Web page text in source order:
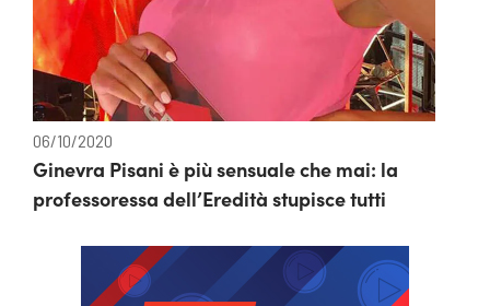
06/10/2020
Ginevra Pisani è più sensuale che mai: la
professoressa dell’Eredità stupisce tutti